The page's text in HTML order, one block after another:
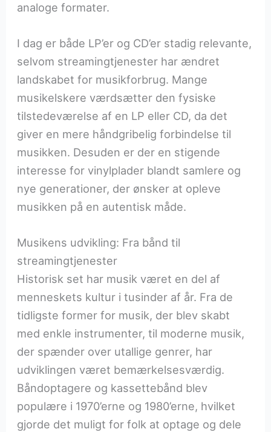
analoge formater.
I dag er både LP’er og CD’er stadig relevante,
selvom streamingtjenester har ændret
landskabet for musikforbrug. Mange
musikelskere værdsætter den fysiske
tilstedeværelse af en LP eller CD, da det
giver en mere håndgribelig forbindelse til
musikken. Desuden er der en stigende
interesse for vinylplader blandt samlere og
nye generationer, der ønsker at opleve
musikken på en autentisk måde.
Musikens udvikling: Fra bånd til
streamingtjenester
Historisk set har musik været en del af
menneskets kultur i tusinder af år. Fra de
tidligste former for musik, der blev skabt
med enkle instrumenter, til moderne musik,
der spænder over utallige genrer, har
udviklingen været bemærkelsesværdig.
Båndoptagere og kassettebånd blev
populære i 1970’erne og 1980’erne, hvilket
gjorde det muligt for folk at optage og dele